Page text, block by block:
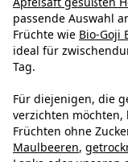
passende Auswahl
Früchte wie Bio-Goji
ideal für
Tag.
Für diejenigen, die
verzichten möchten,
Früchten ohne
Maulbeeren,